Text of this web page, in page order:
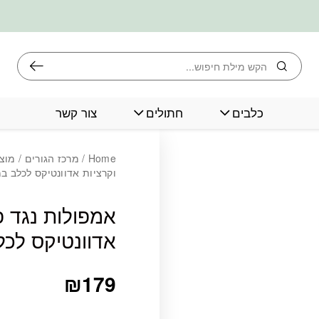
חיפוש
כלבים חתולים צור קשר
Home
/ מרכז הגורים /
וקרציות אדוונטיקס לכלב במשקל
אמפולות נגד
אדוונטיקס לכלב
₪179